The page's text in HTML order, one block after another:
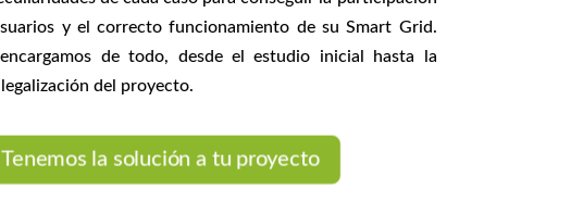
y el correcto funcionamiento de su Smart Grid.
de todo, desde el estudio inicial hasta la
del proyecto.
Tenemos la solución a tu proyecto